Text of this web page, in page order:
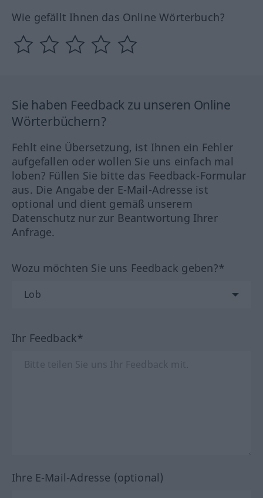
Wie gefällt Ihnen das Online Wörterbuch?
Sie haben Feedback zu unseren Online
Wörterbüchern?
Fehlt eine Übersetzung, ist Ihnen ein Fehler
aufgefallen oder wollen Sie uns einfach mal
loben? Füllen Sie bitte das Feedback-Formular
aus. Die Angabe der E-Mail-Adresse ist
optional und dient gemäß unserem
Datenschutz nur zur Beantwortung Ihrer
Anfrage.
Wozu möchten Sie uns Feedback geben?*
Ihr Feedback*
Ihre E-Mail-Adresse (optional)